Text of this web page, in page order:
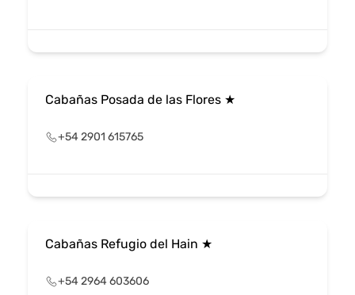
Cabañas Posada de las Flores ★
+54 2901 615765
Cabañas Refugio del Hain ★
+54 2964 603606